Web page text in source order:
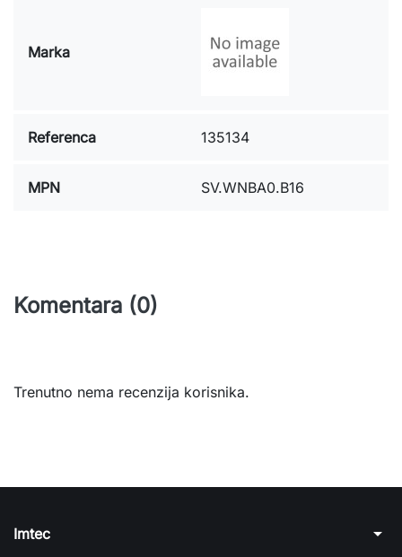
Marka
Referenca 135134
MPN SV.WNBA0.B16
Komentara (0)
Trenutno nema recenzija korisnika.
Imtec arrow_drop_down